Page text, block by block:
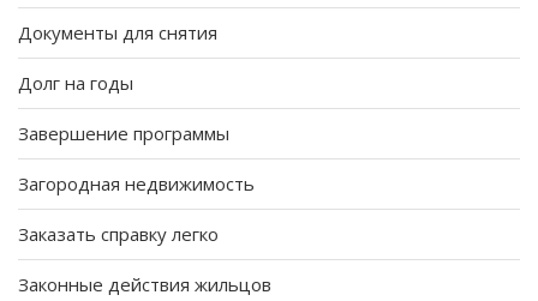
Документы для снятия
Долг на годы
Завершение программы
Загородная недвижимость
Заказать справку легко
Законные действия жильцов